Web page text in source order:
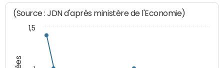
(Source : JDN d'après ministère de l'Economie)
1,5